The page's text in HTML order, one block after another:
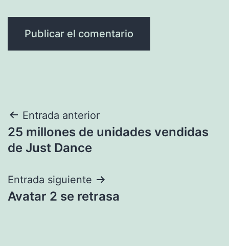
Navegación
de
Entrada anterior
25 millones de unidades vendidas
de Just Dance
Entrada siguiente
Avatar 2 se retrasa